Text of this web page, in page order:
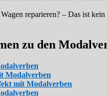
reparieren? – Das ist kein
zu den
Modalverben
mit Modalverben